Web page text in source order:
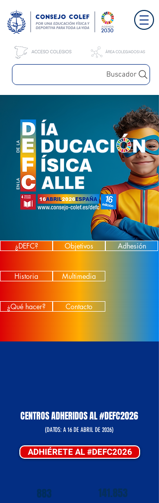
Buscador
¿DEFC?
Historia
¿Qué hacer?
Objetivos
Multimedia
Contacto
Adhesión
CENTROS ADHERIDOS AL #DEFC2026
(DATOS: A 16 DE ABRIL DE 2026)
ADHIÉRETE AL #DEFC2026
883 141.853